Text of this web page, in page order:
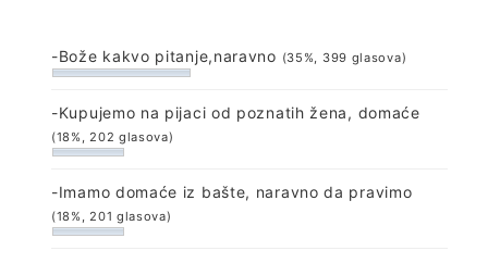
-Bože kakvo pitanje,naravno (35%, 399 glasova)
-Kupujemo na pijaci od poznatih žena, domaće
(18%, 202 glasova)
-Imamo domaće iz bašte, naravno da pravimo
(18%, 201 glasova)